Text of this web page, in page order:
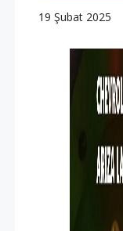
19 Şubat 2025